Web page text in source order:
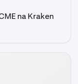
na Kraken